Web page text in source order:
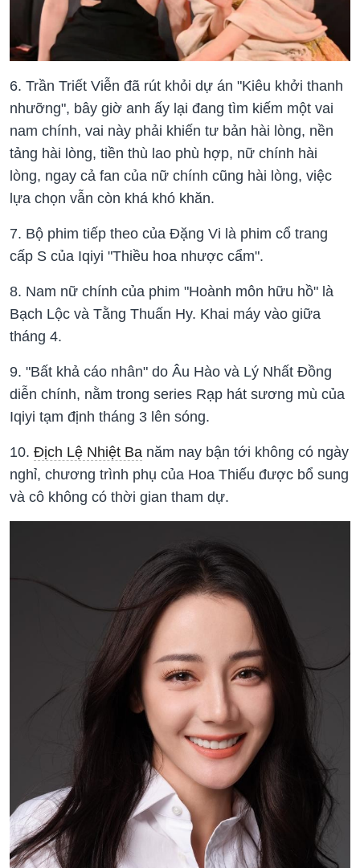
6. Trần Triết Viễn đã rút khỏi dự án "Kiêu khởi thanh
nhưỡng", bây giờ anh ấy lại đang tìm kiếm một vai
nam chính, vai này phải khiến tư bản hài lòng, nền
tảng hài lòng, tiền thù lao phù hợp, nữ chính hài
lòng, ngay cả fan của nữ chính cũng hài lòng, việc
lựa chọn vẫn còn khá khó khăn.
7. Bộ phim tiếp theo của Đặng Vi là phim cổ trang
cấp S của Iqiyi "Thiều hoa nhược cẩm".
8. Nam nữ chính của phim "Hoành môn hữu hồ" là
Bạch Lộc và Tằng Thuấn Hy. Khai máy vào giữa
tháng 4.
9. "Bất khả cáo nhân" do Âu Hào và Lý Nhất Đồng
diễn chính, nằm trong series Rạp hát sương mù của
Iqiyi tạm định tháng 3 lên sóng.
10. Địch Lệ Nhiệt Ba năm nay bận tới không có ngày
nghỉ, chương trình phụ của Hoa Thiếu được bổ sung
và cô không có thời gian tham dự.